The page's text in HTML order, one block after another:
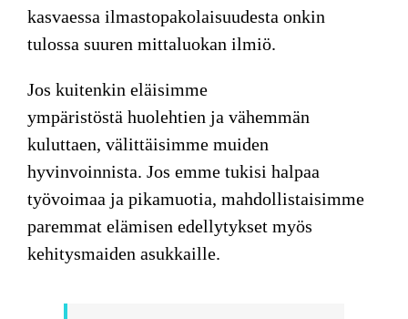
kasvaessa ilmastopakolaisuudesta onkin
tulossa suuren mittaluokan ilmiö.
Jos kuitenkin eläisimme
ympäristöstä huolehtien ja vähemmän
kuluttaen, välittäisimme muiden
hyvinvoinnista. Jos emme tukisi halpaa
työvoimaa ja pikamuotia, mahdollistaisimme
paremmat elämisen edellytykset myös
kehitysmaiden asukkaille.